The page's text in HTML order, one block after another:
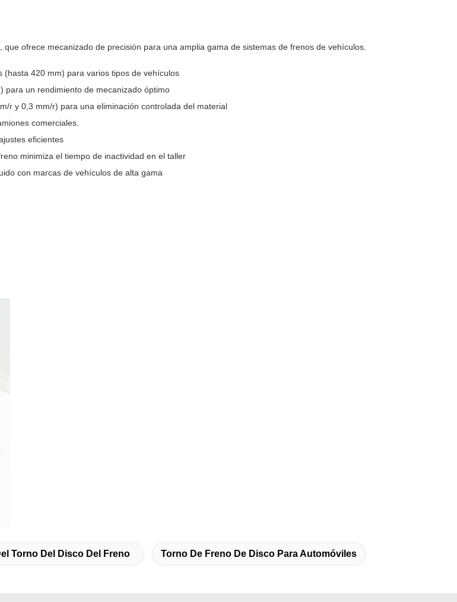
ofrece mecanizado de precisión para una amplia gama de sistemas de frenos de vehículos.
420 mm) para varios tipos de vehículos
para un rendimiento de mecanizado óptimo
r y 0,3 mm/r) para una eliminación controlada del material
comerciales.
eficientes
minimiza el tiempo de inactividad en el taller
con marcas de vehículos de alta gama
Torno Del Disco Del Freno Torno De Freno De Disco Para Automóviles